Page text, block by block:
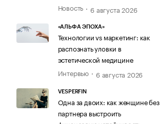
Новость
6 августа 2026
«АЛЬФА ЭПОХА»
Технологии vs маркетинг: как
распознать уловки в
эстетической медицине
Интервью
6 августа 2026
VESPERFIN
Одна за двоих: как женщине без
партнера выстроить